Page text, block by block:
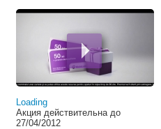
Loading
Акция действительна до
27/04/2012